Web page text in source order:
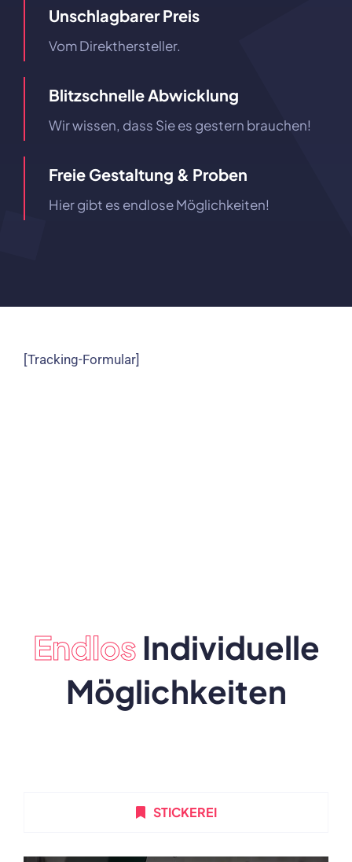
Unschlagbarer Preis
Vom Direkthersteller.
Blitzschnelle Abwicklung
Wir wissen, dass Sie es gestern brauchen!
Freie Gestaltung & Proben
Hier gibt es endlose Möglichkeiten!
[Tracking-Formular]
EndlosIndividuelle
Möglichkeiten
STICKEREI